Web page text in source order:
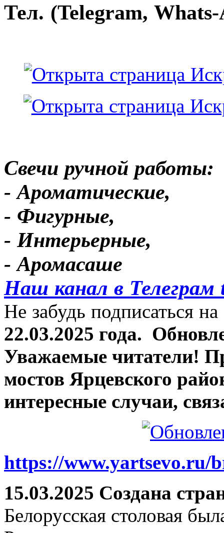
Тел. (Telegram,
Свечи ручной работы:
- Ароматические,
- Фигурные,
- Интерьерные,
- Аромасаше
Наш канал в Телеграм
Не забудь подписаться
22.03.2025 года.
Уважаемые читатели!
мостов Ярцевского
интересные случаи,
https://www.yartsevo.ru/
15.03.2025 Создана
Белорусская столовая